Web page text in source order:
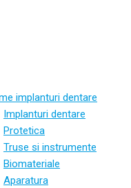
implanturi dentare
Implanturi dentare
Protetica
Truse si instrumente
Biomateriale
Aparatura